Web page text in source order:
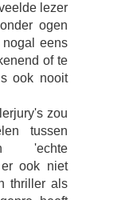
lezer
ogen
eens
of te
ook nooit
zou
tussen
'echte
ook niet
thriller als